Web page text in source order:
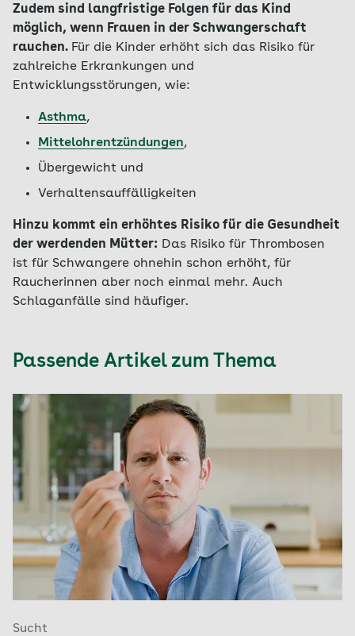
Zudem sind langfristige Folgen für das Kind
möglich, wenn Frauen in der Schwangerschaft
rauchen. Für die Kinder erhöht sich das Risiko für
zahlreiche Erkrankungen und
Entwicklungsstörungen, wie:
Asthma,
Mittelohrentzündungen,
Übergewicht und
Verhaltensauffälligkeiten
Hinzu kommt ein erhöhtes Risiko für die Gesundheit
der werdenden Mütter: Das Risiko für Thrombosen
ist für Schwangere ohnehin schon erhöht, für
Raucherinnen aber noch einmal mehr. Auch
Schlaganfälle sind häufiger.
Passende Artikel zum Thema
Sucht